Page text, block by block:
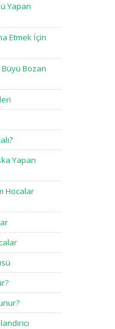
Yapan
Etmek İçin
Bozan
Yapan
Hocalar